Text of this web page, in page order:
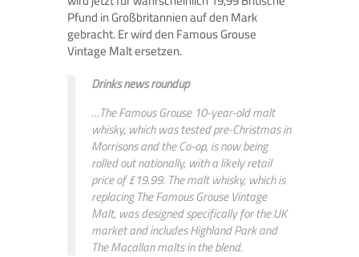
Pfund in Großbritannien auf den Mark
gebracht. Er wird den Famous Grouse
Vintage Malt ersetzen.
Drinks news roundup
…The Famous Grouse 10-year-old malt
whisky, which was tested pre-Christmas in
Morrisons and the Co-op, is now being
rolled out nationally, with a likely retail
price of £19.99. The malt whisky, which is
replacing The Famous Grouse Vintage
Malt, was designed specifically for the UK
market and includes Highland Park and
The Macallan malts in the blend.